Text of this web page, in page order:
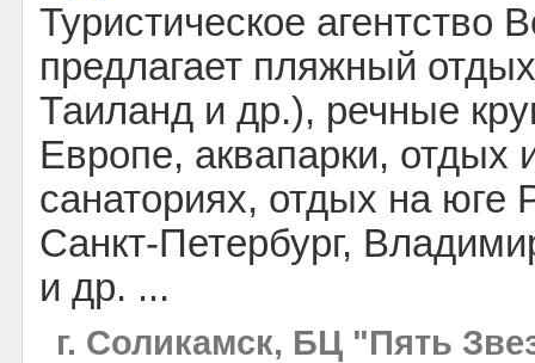
Туристическое агентство
предлагает пляжный
Таиланд и др.), речные
Европе, аквапарки, отдых
санаториях, отдых на юге
Санкт-Петербург,
и др. ...
г. Соликамск, БЦ "Пять